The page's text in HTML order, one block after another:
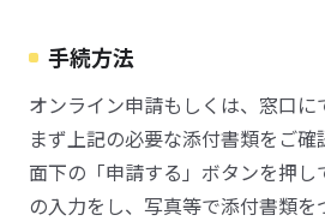
手続方法
オンライン申請もしくは、窓口に
まず上記の必要な添付書類をご
面下の「申請する」ボタンを押し
の入力をし、写真等で添付書類